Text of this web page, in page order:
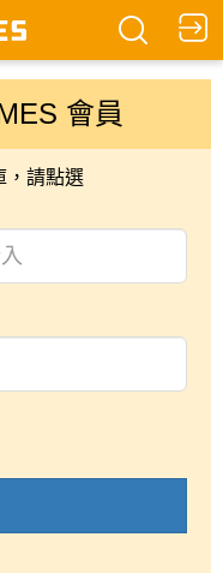
會員
，請點選